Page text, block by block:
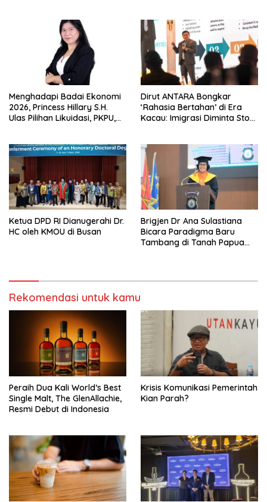
Menghadapi Badai Ekonomi
2026, Princess Hillary S.H.
Ulas Pilihan Likuidasi, PKPU,
Dirut ANTARA Bongkar
‘Rahasia Bertahan’ di Era
Kacau: Imigrasi Diminta Stop
Ketua DPD RI Dianugerahi Dr.
HC oleh KMOU di Busan
Brigjen Dr Ana Sulastiana
Bicara Paradigma Baru
Tambang di Tanah Papua
Rekomendasi untuk kamu
Peraih Dua Kali World’s Best
Single Malt, The GlenAllachie,
Resmi Debut di Indonesia
Krisis Komunikasi Pemerintah
Kian Parah?